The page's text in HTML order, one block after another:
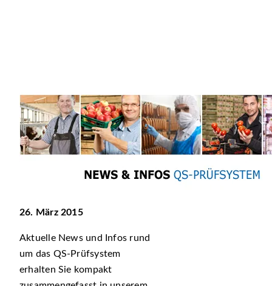
26. März 2015
Aktuelle News und Infos rund
um das QS-Prüfsystem
erhalten Sie kompakt